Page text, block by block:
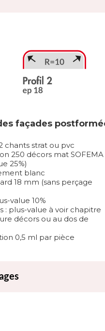
façades
chants strat ou pvc
250 décors mat SOFEMA
25%)
blanc
18 mm (sans perçage
value 10%
: plus-value à voir chapitre
décors ou au dos de
0,5 ml par pièce